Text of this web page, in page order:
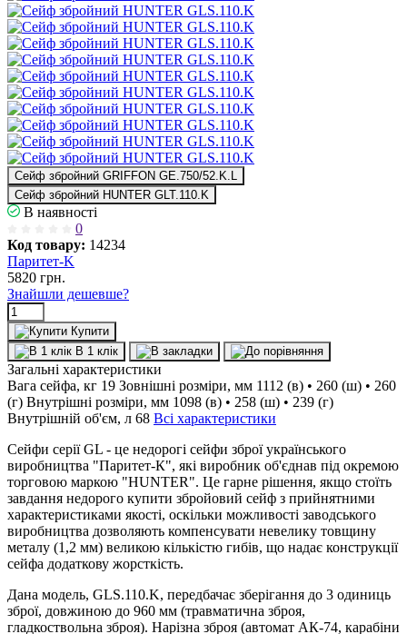
Сейф збройний GRIFFON GE.750/52.K.L
Сейф збройний HUNTER GLT.110.K
В наявності
0
Код товару: 14234
Паритет-K
5820 грн.
Знайшли дешевше?
Купити
В 1 клік
Загальні характеристики
Вага сейфа, кг 19 Зовнішні розміри, мм 1112 (в) • 260 (ш) • 260
(г) Внутрішні розміри, мм 1098 (в) • 258 (ш) • 239 (г)
Внутрішній об'єм, л 68 Всі характеристики
Сейфи серії GL - це недорогі сейфи зброї українського
виробництва "Паритет-К", які виробник об'єднав під окремою
торговою маркою "HUNTER". Це гарне рішення, якщо стоїть
завдання недорого купити збройовий сейф з прийнятними
характеристиками якості, оскільки можливості заводського
виробництва дозволяють компенсувати невелику товщину
металу (1,2 мм) великою кількістю гибів, що надає конструкції
сейфа додаткову жорсткість.
Дана модель, GLS.110.K, передбачає зберігання до 3 одиниць
зброї, довжиною до 960 мм (травматична зброя,
гладкоствольна зброя). Нарізна зброя (автомат АК-74, карабіни